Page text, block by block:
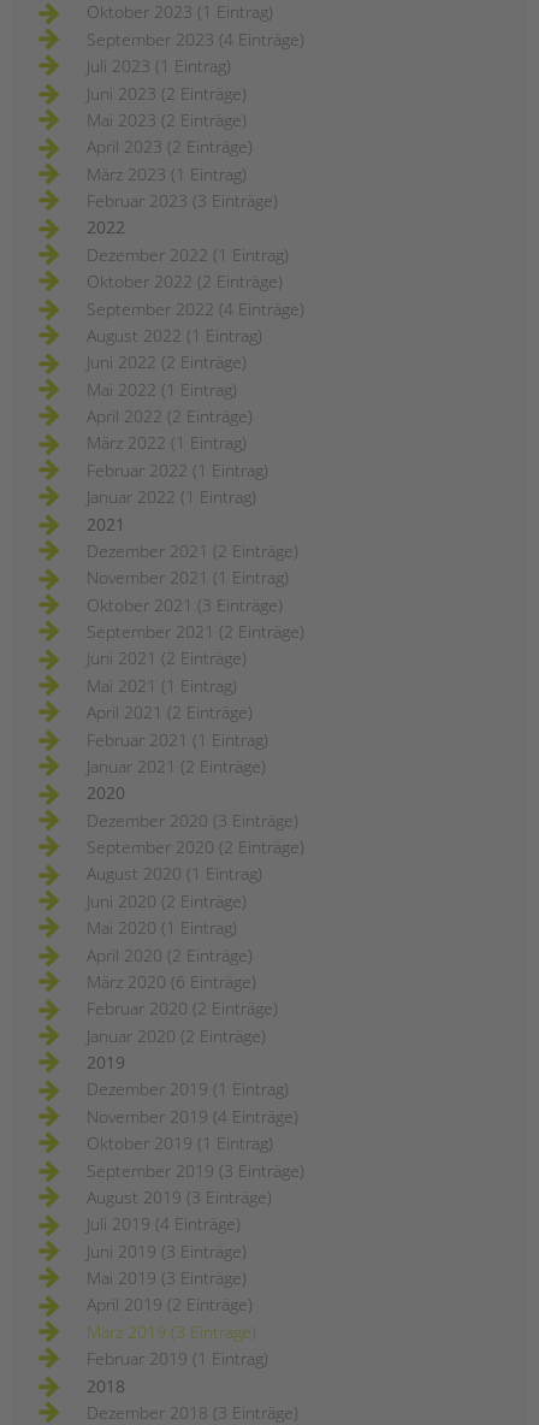
Oktober 2023 (1 Eintrag)
September 2023 (4 Einträge)
Juli 2023 (1 Eintrag)
Juni 2023 (2 Einträge)
Mai 2023 (2 Einträge)
April 2023 (2 Einträge)
März 2023 (1 Eintrag)
Februar 2023 (3 Einträge)
2022
Dezember 2022 (1 Eintrag)
Oktober 2022 (2 Einträge)
September 2022 (4 Einträge)
August 2022 (1 Eintrag)
Juni 2022 (2 Einträge)
Mai 2022 (1 Eintrag)
April 2022 (2 Einträge)
März 2022 (1 Eintrag)
Februar 2022 (1 Eintrag)
Januar 2022 (1 Eintrag)
2021
Dezember 2021 (2 Einträge)
November 2021 (1 Eintrag)
Oktober 2021 (3 Einträge)
September 2021 (2 Einträge)
Juni 2021 (2 Einträge)
Mai 2021 (1 Eintrag)
April 2021 (2 Einträge)
Februar 2021 (1 Eintrag)
Januar 2021 (2 Einträge)
2020
Dezember 2020 (3 Einträge)
September 2020 (2 Einträge)
August 2020 (1 Eintrag)
Juni 2020 (2 Einträge)
Mai 2020 (1 Eintrag)
April 2020 (2 Einträge)
März 2020 (6 Einträge)
Februar 2020 (2 Einträge)
Januar 2020 (2 Einträge)
2019
Dezember 2019 (1 Eintrag)
November 2019 (4 Einträge)
Oktober 2019 (1 Eintrag)
September 2019 (3 Einträge)
August 2019 (3 Einträge)
Juli 2019 (4 Einträge)
Juni 2019 (3 Einträge)
Mai 2019 (3 Einträge)
April 2019 (2 Einträge)
März 2019 (3 Einträge)
Februar 2019 (1 Eintrag)
2018
Dezember 2018 (3 Einträge)